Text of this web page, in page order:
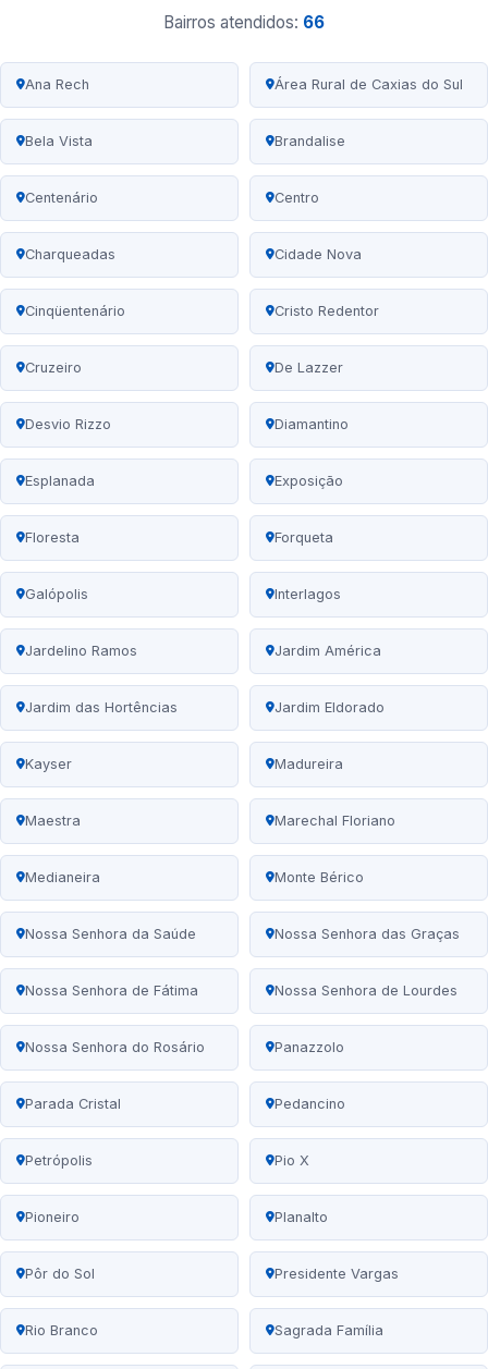
Bairros atendidos: 66
Ana Rech Área Rural de Caxias do Sul
Bela Vista Brandalise
Centenário Centro
Charqueadas Cidade Nova
Cinqüentenário Cristo Redentor
Cruzeiro De Lazzer
Desvio Rizzo Diamantino
Esplanada Exposição
Floresta Forqueta
Galópolis Interlagos
Jardelino Ramos Jardim América
Jardim das Hortências Jardim Eldorado
Kayser Madureira
Maestra Marechal Floriano
Medianeira Monte Bérico
Nossa Senhora da Saúde Nossa Senhora das Graças
Nossa Senhora de Fátima Nossa Senhora de Lourdes
Nossa Senhora do Rosário Panazzolo
Parada Cristal Pedancino
Petrópolis Pio X
Pioneiro Planalto
Pôr do Sol Presidente Vargas
Rio Branco Sagrada Família